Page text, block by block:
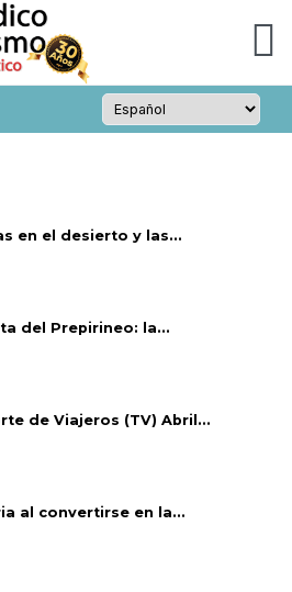
en el desierto y las...
del Prepirineo: la...
de Viajeros (TV) Abril...
al convertirse en la...